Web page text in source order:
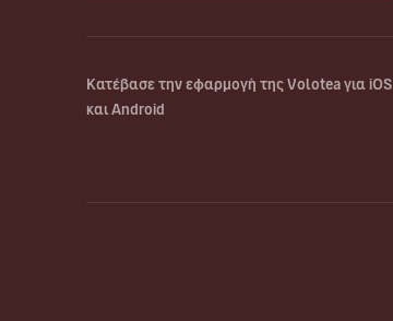
Κατέβασε την εφαρμογή της Volotea για iOS
και Android